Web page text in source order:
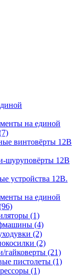
на единой
винтовёрты 12В
шуруповёрты 12В
устройства 12В.
на единой
(1)
(4)
(2)
(2)
гайковерты (21)
пистолеты (1)
(1)